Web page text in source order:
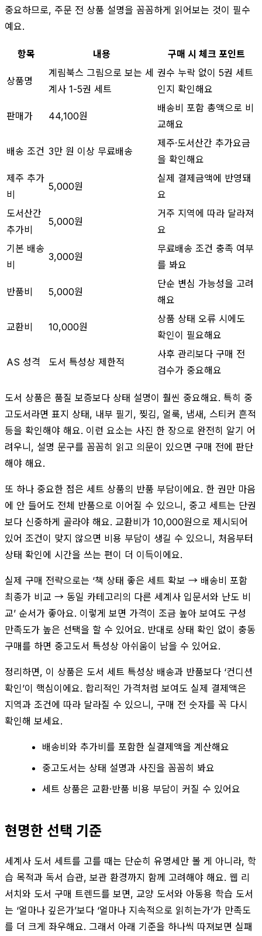
중요하므로, 주문 전 상품 설명을 꼼꼼하게 읽어보는 것이 필수
예요.
항목 내용 구매 시 체크 포인트
상품명
계림북스 그림으로 보는 세
계사 1-5권 세트
권수 누락 없이 5권 세트
인지 확인해요
판매가 44,100원
배송비 포함 총액으로 비
교해요
배송 조건 3만 원 이상 무료배송
제주·도서산간 추가요금
을 확인해요
제주 추가
비
5,000원
실제 결제금액에 반영돼
요
도서산간
추가비
5,000원
거주 지역에 따라 달라져
요
기본 배송
비
3,000원
무료배송 조건 충족 여부
를 봐요
반품비 5,000원
단순 변심 가능성을 고려
해요
교환비 10,000원
상품 상태 오류 시에도
확인이 필요해요
AS 성격 도서 특성상 제한적
사후 관리보다 구매 전
검수가 중요해요
도서 상품은 품질 보증보다 상태 설명이 훨씬 중요해요. 특히 중
고도서라면 표지 상태, 내부 필기, 찢김, 얼룩, 냄새, 스티커 흔적
등을 확인해야 해요. 이런 요소는 사진 한 장으로 완전히 알기 어
려우니, 설명 문구를 꼼꼼히 읽고 의문이 있으면 구매 전에 판단
해야 해요.
또 하나 중요한 점은 세트 상품의 반품 부담이에요. 한 권만 마음
에 안 들어도 전체 반품으로 이어질 수 있으니, 중고 세트는 단권
보다 신중하게 골라야 해요. 교환비가 10,000원으로 제시되어
있어 조건이 맞지 않으면 비용 부담이 생길 수 있으니, 처음부터
상태 확인에 시간을 쓰는 편이 더 이득이에요.
실제 구매 전략으로는 ‘책 상태 좋은 세트 확보 → 배송비 포함
최종가 비교 → 동일 카테고리의 다른 세계사 입문서와 난도 비
교’ 순서가 좋아요. 이렇게 보면 가격이 조금 높아 보여도 구성
만족도가 높은 선택을 할 수 있어요. 반대로 상태 확인 없이 충동
구매를 하면 중고도서 특성상 아쉬움이 남을 수 있어요.
정리하면, 이 상품은 도서 세트 특성상 배송과 반품보다 ‘컨디션
확인’이 핵심이에요. 합리적인 가격처럼 보여도 실제 결제액은
지역과 조건에 따라 달라질 수 있으니, 구매 전 숫자를 꼭 다시
확인해 보세요.
배송비와 추가비를 포함한 실결제액을 계산해요
중고도서는 상태 설명과 사진을 꼼꼼히 봐요
세트 상품은 교환·반품 비용 부담이 커질 수 있어요
현명한 선택 기준
세계사 도서 세트를 고를 때는 단순히 유명세만 볼 게 아니라, 학
습 목적과 독서 습관, 보관 환경까지 함께 고려해야 해요. 웹 리
서치와 도서 구매 트렌드를 보면, 교양 도서와 아동용 학습 도서
는 ‘얼마나 깊은가’보다 ‘얼마나 지속적으로 읽히는가’가 만족도
를 더 크게 좌우해요. 그래서 아래 기준을 하나씩 따져보면 실패